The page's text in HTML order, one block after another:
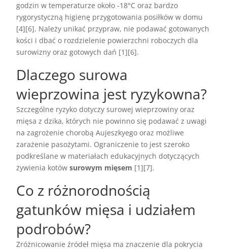
godzin w temperaturze około -18°C oraz bardzo
rygorystyczną higienę przygotowania posiłków w domu
[4][6]. Należy unikać przypraw, nie podawać gotowanych
kości i dbać o rozdzielenie powierzchni roboczych dla
surowizny oraz gotowych dań [1][6].
Dlaczego surowa
wieprzowina jest ryzykowna?
Szczególne ryzyko dotyczy surowej wieprzowiny oraz
mięsa z dzika, których nie powinno się podawać z uwagi
na zagrożenie chorobą Aujeszkyego oraz możliwe
zarażenie pasożytami. Ograniczenie to jest szeroko
podkreślane w materiałach edukacyjnych dotyczących
żywienia kotówsurowym mięsem [1][7].
Co z różnorodnością
gatunków mięsa i udziałem
podrobów?
Zróżnicowanie źródeł mięsa ma znaczenie dla pokrycia